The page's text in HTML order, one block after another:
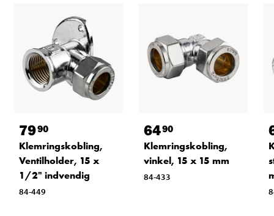
7990
Klemringskobling,
Ventilholder, 15 x
1/2" indvendig
84-449
6490
Klemringskobling,
vinkel, 15 x 15 mm
84-433